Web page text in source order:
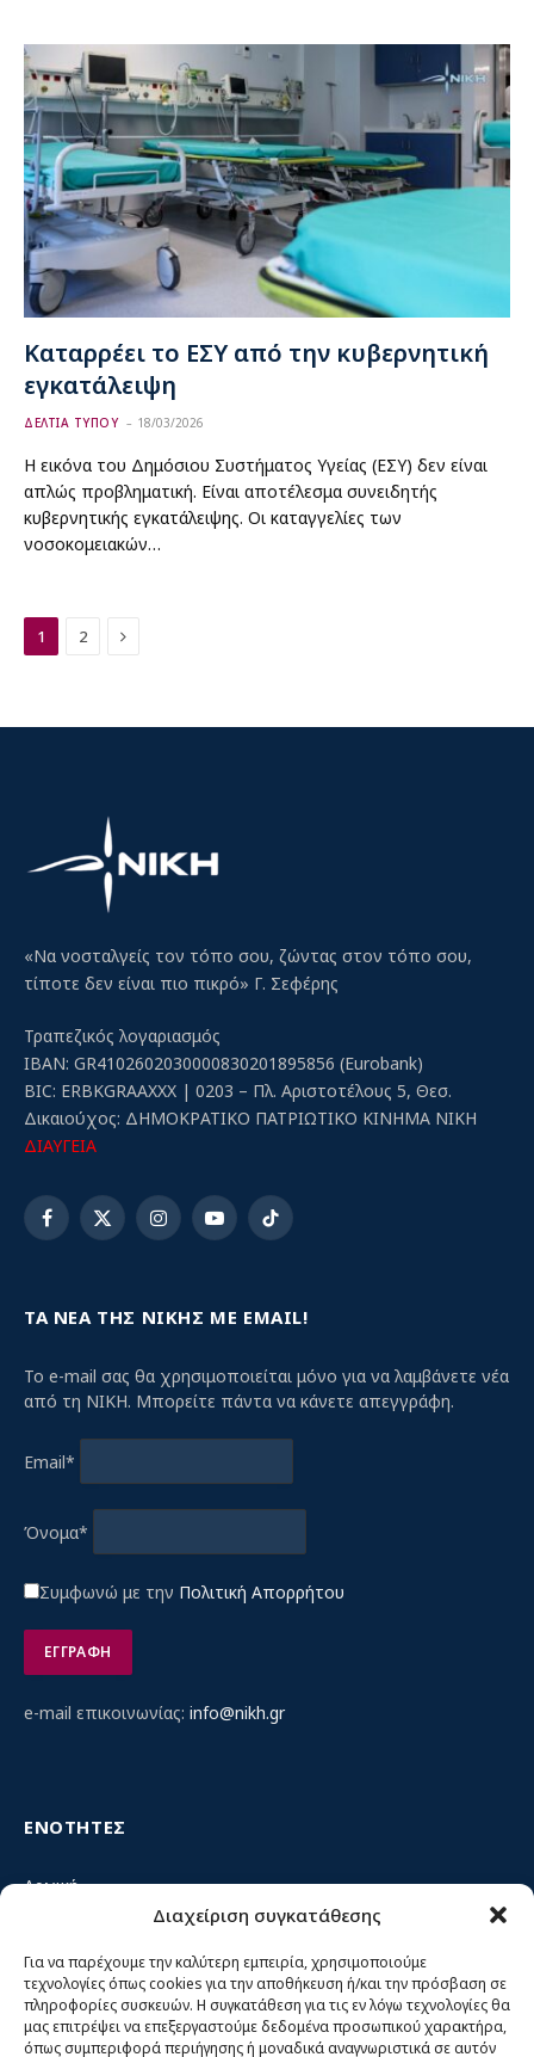
Διαχείριση συγκατάθεσης
Για να παρέχουμε την καλύτερη εμπειρία, χρησιμοποιούμε
τεχνολογίες όπως cookies για την αποθήκευση ή/και την πρόσβαση σε
πληροφορίες συσκευών. Η συγκατάθεση για τις εν λόγω τεχνολογίες θα
μας επιτρέψει να επεξεργαστούμε δεδομένα προσωπικού χαρακτήρα,
όπως συμπεριφορά περιήγησης ή μοναδικά αναγνωριστικά σε αυτόν
Καταρρέει το ΕΣΥ από την κυβερνητική
εγκατάλειψη
ΔΕΛΤΙΑ ΤΥΠΟΥ 18/03/2026
Η εικόνα του Δημόσιου Συστήματος Υγείας (ΕΣΥ) δεν είναι
απλώς προβληματική. Είναι αποτέλεσμα συνειδητής
κυβερνητικής εγκατάλειψης. Οι καταγγελίες των
νοσοκομειακών…
1 2 Next
«Να νοσταλγείς τον τόπο σου, ζώντας στον τόπο σου,
τίποτε δεν είναι πιο πικρό» Γ. Σεφέρης
Τραπεζικός λογαριασμός
IBAN: GR4102602030000830201895856 (Eurobank)
BIC: ERBKGRAAXXX | 0203 – Πλ. Αριστοτέλους 5, Θεσ.
Δικαιούχος: ΔΗΜΟΚΡΑΤΙΚΟ ΠΑΤΡΙΩΤΙΚΟ ΚΙΝΗΜΑ ΝΙΚΗ
ΔΙΑΥΓΕΙΑ
Facebook
X
InstagramYouTubeTikTok
ΤΑ ΝΕΑ ΤΗΣ ΝΙΚΗΣ ΜΕ EMAIL!
Το e-mail σας θα χρησιμοποιείται μόνο για να λαμβάνετε νέα
από τη ΝΙΚΗ. Μπορείτε πάντα να κάνετε απεγγράφη.
Email*
Όνομα*
Συμφωνώ με την Πολιτική Απορρήτου
e-mail επικοινωνίας: info@nikh.gr
ΕΝΟΤΗΤΕΣ
Αρχική
Κίνημα ΝΙΚΗ – Ποιοι είμαστε, αρχές & δράση
Θέσεις
Πρόσωπα
Όργανα και ομάδες